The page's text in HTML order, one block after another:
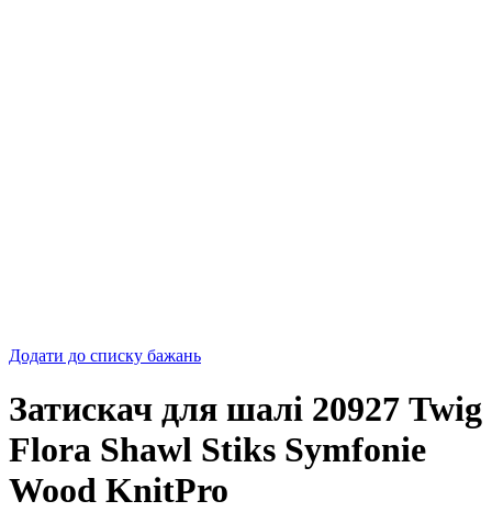
Додати до списку бажань
Затискач для шалі 20927 Twig
Flora Shawl Stiks Symfonie
Wood KnitPro